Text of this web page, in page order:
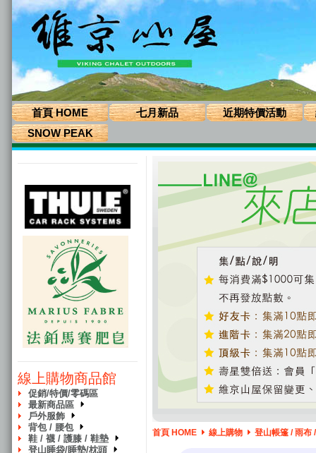
首頁 HOME 七月新品 近期特價活動
SNOW PEAK
線上購物商品館
促銷/特價/零碼區
最新商品區
戶外服飾
背包 / 腰包
鞋 / 襪 / 護膝 / 鞋墊
登山睡袋/睡墊/枕頭
首頁 HOME 線上購物 登山帳篷 / 雨布